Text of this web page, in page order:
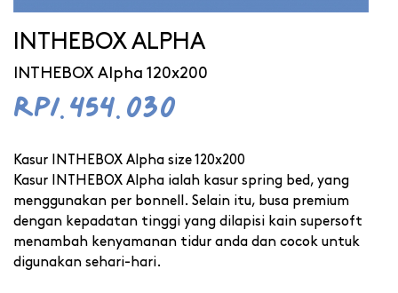
INTHEBOX ALPHA
INTHEBOX Alpha 120x200
Rp1.454.030
Kasur INTHEBOX Alpha size 120x200
Kasur INTHEBOX Alpha ialah kasur spring bed, yang
menggunakan per bonnell. Selain itu, busa premium
dengan kepadatan tinggi yang dilapisi kain supersoft
menambah kenyamanan tidur anda dan cocok untuk
digunakan sehari-hari.